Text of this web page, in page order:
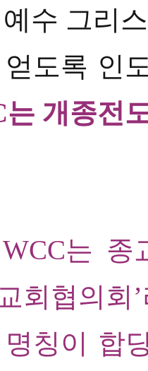
수 그리
도록 인
는 개종전
는 종
회협의회 ’
칭이 합